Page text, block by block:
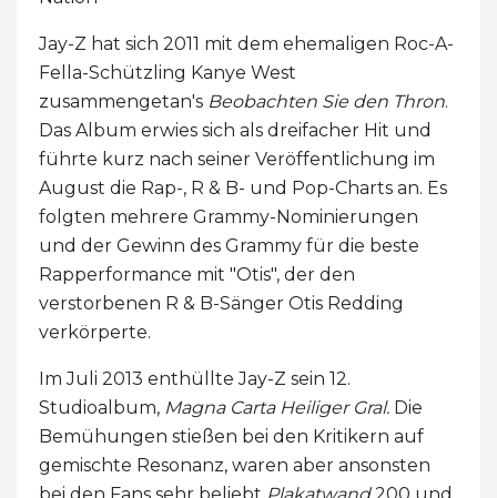
Jay-Z hat sich 2011 mit dem ehemaligen Roc-A-
Fella-Schützling Kanye West
zusammengetan's Beobachten Sie den Thron.
Das Album erwies sich als dreifacher Hit und
führte kurz nach seiner Veröffentlichung im
August die Rap-, R & B- und Pop-Charts an. Es
folgten mehrere Grammy-Nominierungen
und der Gewinn des Grammy für die beste
Rapperformance mit "Otis", der den
verstorbenen R & B-Sänger Otis Redding
verkörperte.
Im Juli 2013 enthüllte Jay-Z sein 12.
Studioalbum, Magna Carta Heiliger Gral. Die
Bemühungen stießen bei den Kritikern auf
gemischte Resonanz, waren aber ansonsten